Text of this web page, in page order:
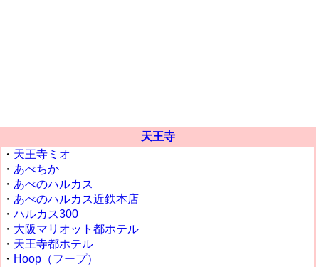
天王寺
・ 天王寺ミオ
・ あべちか
・ あべのハルカス
・ あべのハルカス近鉄本店
・ ハルカス300
・ 大阪マリオット都ホテル
・ 天王寺都ホテル
・ Hoop（フープ）